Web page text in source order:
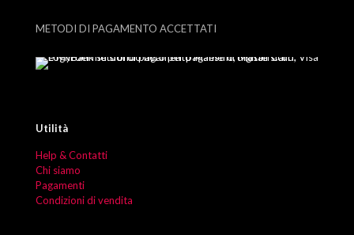
METODI DI PAGAMENTO ACCETTATI
Utilità
Help & Contatti
Chi siamo
Pagamenti
Condizioni di vendita